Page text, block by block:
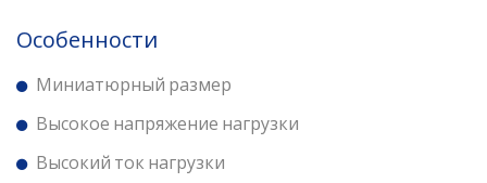
Особенности
Миниатюрный размер
Высокое напряжение нагрузки
Высокий ток нагрузки